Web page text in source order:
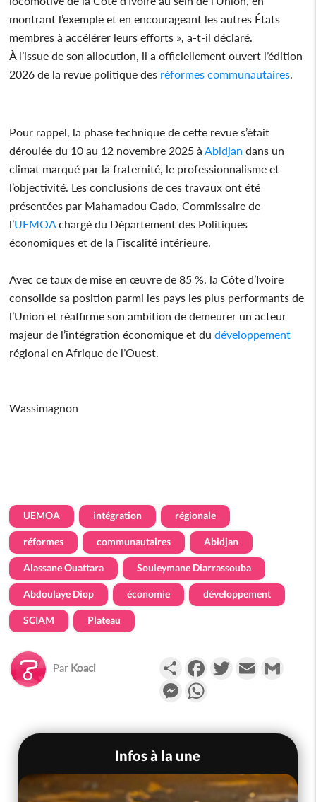
montrant l’exemple et en encourageant les autres États
membres à accélérer leurs efforts », a-t-il déclaré.
À l’issue de son allocution, il a officiellement ouvert l’édition
2026 de la revue politique des réformes communautaires.
Pour rappel, la phase technique de cette revue s’était
déroulée du 10 au 12 novembre 2025 à Abidjan dans un
climat marqué par la fraternité, le professionnalisme et
l’objectivité. Les conclusions de ces travaux ont été
présentées par Mahamadou Gado, Commissaire de
l’UEMOAchargé du Département des Politiques
économiques et de la Fiscalité intérieure.
Avec ce taux de mise en œuvre de 85 %, la Côte d’Ivoire
consolide sa position parmi les pays les plus performants de
l’Union et réaffirme son ambition de demeurer un acteur
majeur de l’intégration économique et du développement
régional en Afrique de l’Ouest.
Wassimagnon
UEMOA intégration régionale
réformes communautaires Abidjan
Alassane Ouattara Souleymane Diarrassouba
Abdoulaye Diop économie développement
SCIAM Plateau
Par Koaci PartagerFacebookTwitterEmail
Messenger
Infos à la une